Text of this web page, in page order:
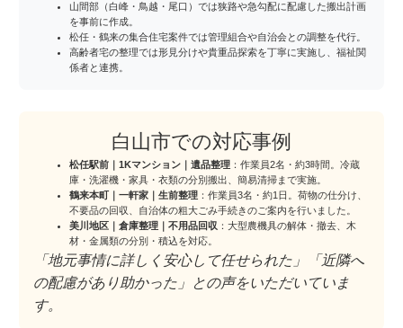
山間部（白峰・鳥越・尾口）では狭路や急勾配に配慮した搬出計画
を事前に作成。
松任・鶴来の集合住宅案件では管理組合や自治会との調整を代行。
高齢者宅の整理では形見分けや貴重品探索を丁寧に実施し、福祉関
係者と連携。
白山市での対応事例
松任駅前｜1Kマンション｜遺品整理 ：作業員2名・約3時間。冷蔵
庫・洗濯機・家具・衣類の分別搬出、簡易清掃まで実施。
鶴来本町｜一軒家｜生前整理 ：作業員3名・約1日。荷物の仕分け、
不要品の回収、自治体の粗大ごみ手続きのご案内を行いました。
美川地区｜倉庫整理｜不用品回収 ：大型農機具の解体・撤去、木
材・金属類の分別・積込を対応。
「地元事情に詳しく安心して任せられた」「近隣へ
の配慮があり助かった」との声をいただいていま
す。